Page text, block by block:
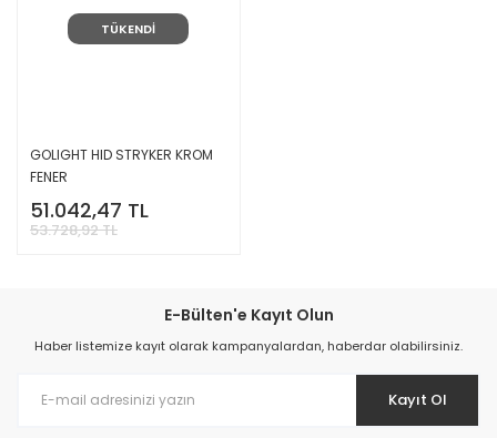
TÜKENDİ
GOLIGHT HID STRYKER KROM
FENER
51.042,47 TL
53.728,92 TL
E-Bülten'e Kayıt Olun
Haber listemize kayıt olarak kampanyalardan, haberdar olabilirsiniz.
Kayıt Ol